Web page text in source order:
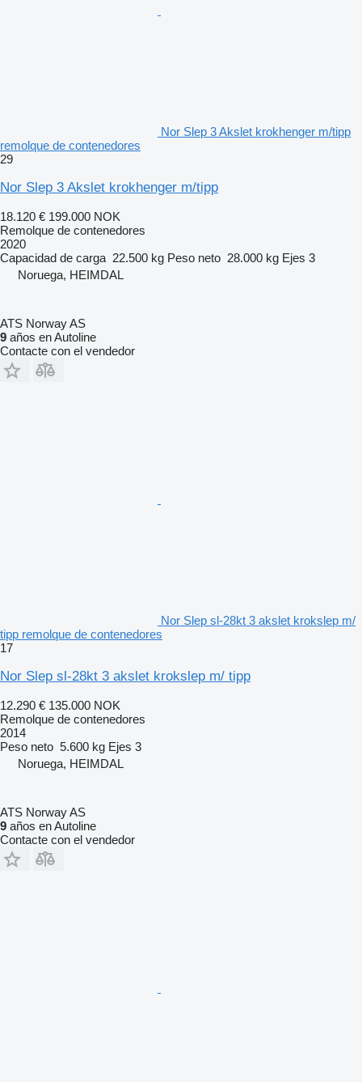
Nor Slep 3 Akslet krokhenger m/tipp
remolque de contenedores
29
Nor Slep 3 Akslet krokhenger m/tipp
18.120 € 199.000 NOK
Remolque de contenedores
2020
Capacidad de carga 22.500 kg Peso neto 28.000 kg Ejes 3
Noruega, HEIMDAL
ATS Norway AS
9 años en Autoline
Contacte con el vendedor
Nor Slep sl-28kt 3 akslet krokslep m/
tipp remolque de contenedores
17
Nor Slep sl-28kt 3 akslet krokslep m/ tipp
12.290 € 135.000 NOK
Remolque de contenedores
2014
Peso neto 5.600 kg Ejes 3
Noruega, HEIMDAL
ATS Norway AS
9 años en Autoline
Contacte con el vendedor